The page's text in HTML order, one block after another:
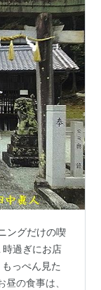
ングだけの喫
時過ぎにお店
っぺん見た
の食事は、